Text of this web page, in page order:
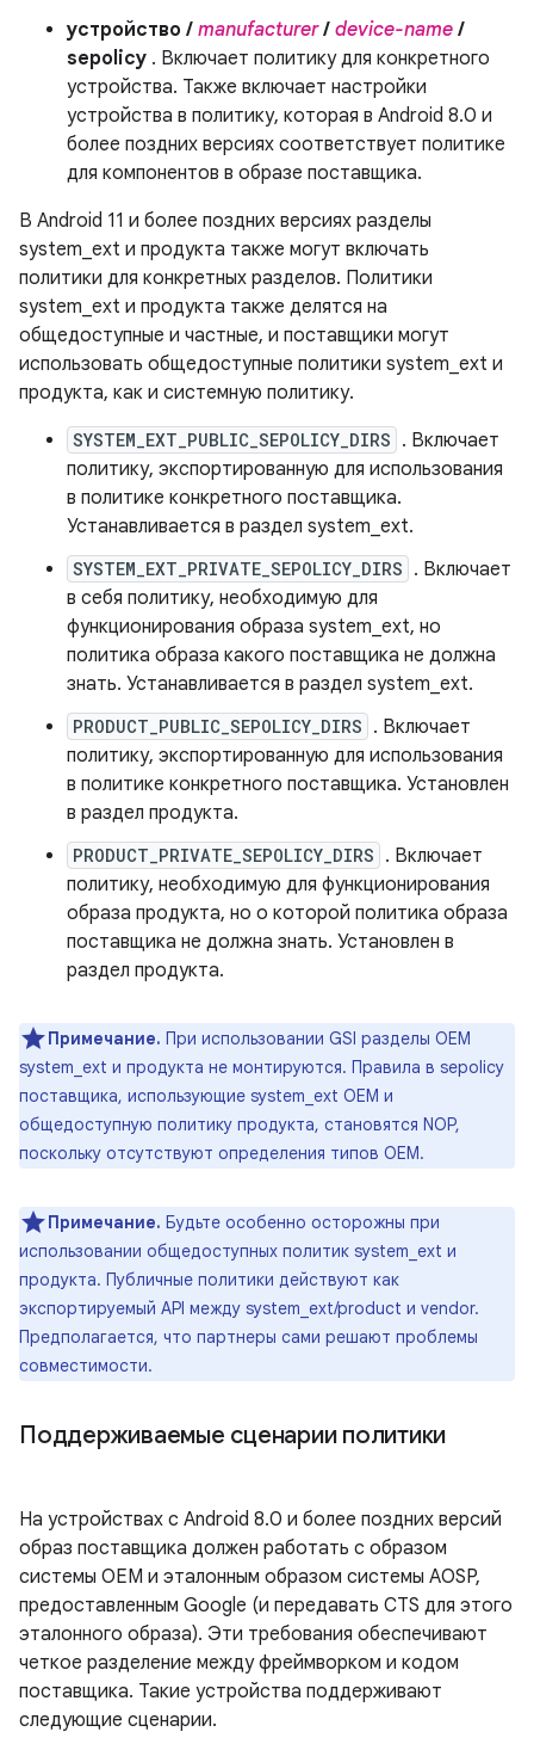
устройство / manufacturer/ device-name /
sepolicy . Включает политику для конкретного
устройства. Также включает настройки
устройства в политику, которая в Android 8.0 и
более поздних версиях соответствует политике
для компонентов в образе поставщика.
В Android 11 и более поздних версиях разделы
system_ext и продукта также могут включать
политики для конкретных разделов. Политики
system_ext и продукта также делятся на
общедоступные и частные, и поставщики могут
использовать общедоступные политики system_ext и
продукта, как и системную политику.
SYSTEM_EXT_PUBLIC_SEPOLICY_DIRS . Включает
политику, экспортированную для использования
в политике конкретного поставщика.
Устанавливается в раздел system_ext.
SYSTEM_EXT_PRIVATE_SEPOLICY_DIRS . Включает
в себя политику, необходимую для
функционирования образа system_ext, но
политика образа какого поставщика не должна
знать. Устанавливается в раздел system_ext.
PRODUCT_PUBLIC_SEPOLICY_DIRS . Включает
политику, экспортированную для использования
в политике конкретного поставщика. Установлен
в раздел продукта.
PRODUCT_PRIVATE_SEPOLICY_DIRS . Включает
политику, необходимую для функционирования
образа продукта, но о которой политика образа
поставщика не должна знать. Установлен в
раздел продукта.
Примечание. При использовании GSI разделы OEM
system_ext и продукта не монтируются. Правила в sepolicy
поставщика, использующие system_ext OEM и
общедоступную политику продукта, становятся NOP,
поскольку отсутствуют определения типов OEM.
Примечание. Будьте особенно осторожны при
использовании общедоступных политик system_ext и
продукта. Публичные политики действуют как
экспортируемый API между system_ext/product и vendor.
Предполагается, что партнеры сами решают проблемы
совместимости.
Поддерживаемые сценарии политики
На устройствах с Android 8.0 и более поздних версий
образ поставщика должен работать с образом
системы OEM и эталонным образом системы AOSP,
предоставленным Google (и передавать CTS для этого
эталонного образа). Эти требования обеспечивают
четкое разделение между фреймворком и кодом
поставщика. Такие устройства поддерживают
следующие сценарии.